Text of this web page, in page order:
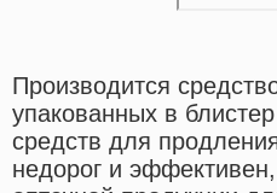
Производится
упакованных в
средств для
недорог и